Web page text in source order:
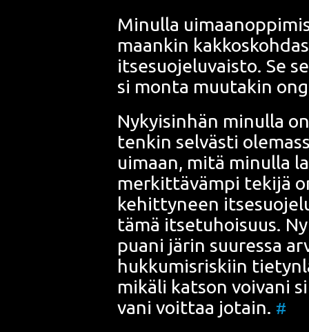
Minul­la
maan­kin
itse­suo­je­lu­vais­to. Se
si mon­ta muu­ta­kin
Nykyi­sin­hän minul­la
ten­kin sel­väs­ti
uimaan, mitä minul­la
mer­kit­tä­väm­pi teki­jä
ke­hit­ty­neen
tä­mä itse­tu­hoi­suus.
pua­ni järin suu­res­sa
huk­ku­mis­ris­kiin
mikä­li kat­son voi­va­ni
va­ni voit­taa jotain. #